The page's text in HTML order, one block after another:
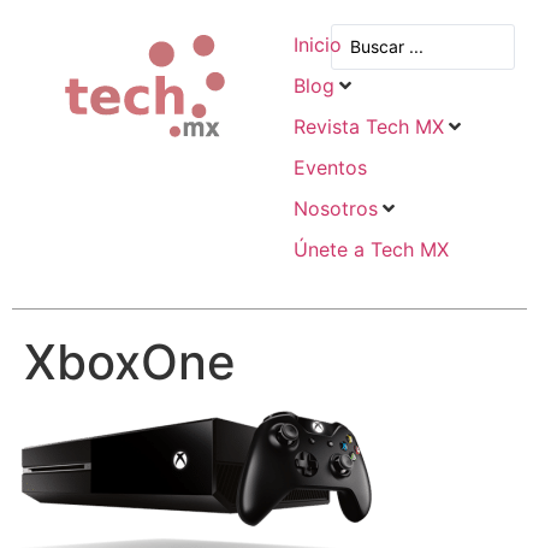
Inicio
Blog
Revista Tech MX
Eventos
Nosotros
Únete a Tech MX
XboxOne